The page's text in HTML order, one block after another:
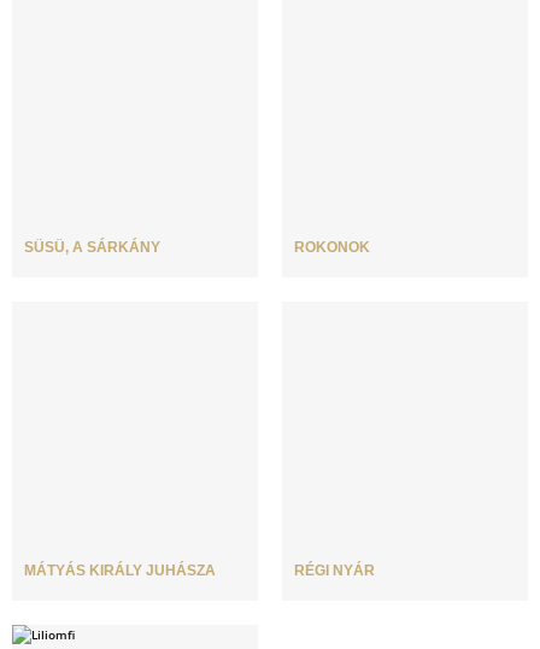
SÜSÜ, A SÁRKÁNY ROKONOK
MÁTYÁS KIRÁLY JUHÁSZA RÉGI NYÁR